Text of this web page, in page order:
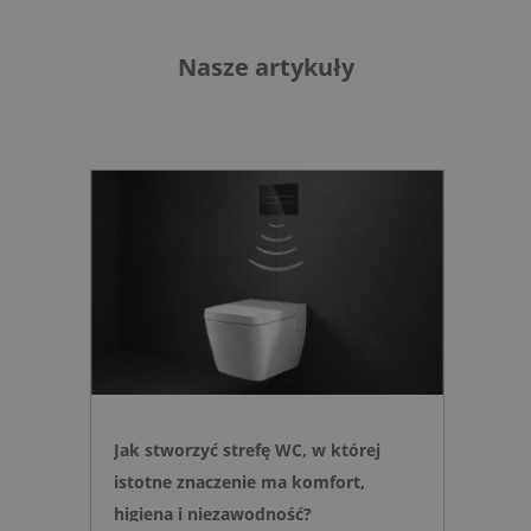
Nasze artykuły
Jak stworzyć strefę WC, w której
istotne znaczenie ma komfort,
higiena i niezawodność?